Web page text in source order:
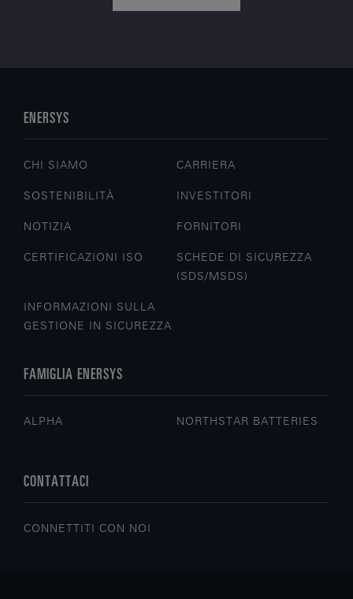
ENERSYS
CHI SIAMO CARRIERA
SOSTENIBILITÀ INVESTITORI
NOTIZIA FORNITORI
CERTIFICAZIONI ISO
SCHEDE DI SICUREZZA
(SDS/MSDS)
INFORMAZIONI SULLA
GESTIONE IN SICUREZZA
FAMIGLIA ENERSYS
ALPHA NORTHSTAR BATTERIES
CONTATTACI
CONNETTITI CON NOI